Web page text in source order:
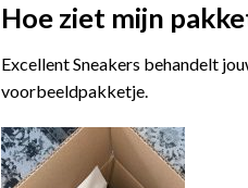
Hoe ziet mijn
Excellent Sneakers behandelt
voorbeeldpakketje.